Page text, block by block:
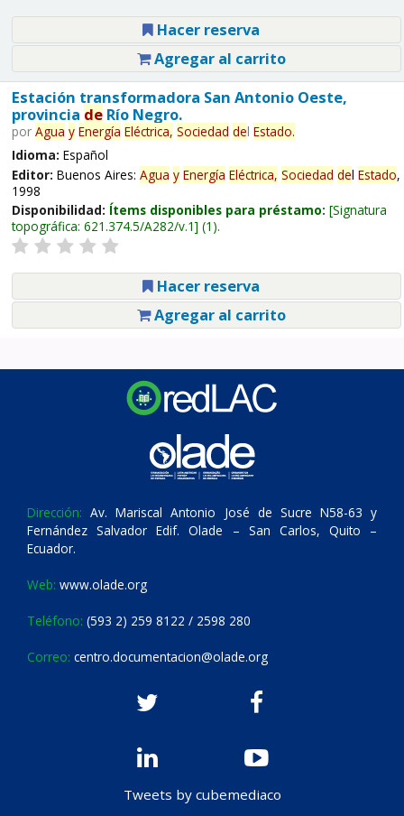
Hacer reserva
Agregar al carrito
Estación transformadora San Antonio Oeste,
provincia deRío Negro.
por Agua y Energía Eléctrica, Sociedad del Estado.
Idioma: Español
Editor: Buenos Aires: Agua y Energía Eléctrica, Sociedad del Estado,
1998
Disponibilidad: Ítems disponibles para préstamo: Signatura
topográfica: 621.374.5/A282/v.1 (1).
Hacer reserva
Agregar al carrito
Dirección: Av. Mariscal Antonio José de Sucre N58-63 y
Fernández Salvador Edif. Olade – San Carlos, Quito –
Ecuador.
Web: www.olade.org
Teléfono: (593 2) 259 8122 / 2598 280
Correo: centro.documentacion@olade.org
Tweets by cubemediaco